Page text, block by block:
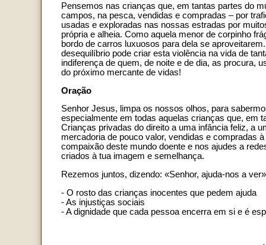
Pensemos nas crianças que, em tantas partes do
campos, na pesca, vendidas e compradas – por
usadas e exploradas nas nossas estradas por
própria e alheia. Como aquela menor de corpinho
bordo de carros luxuosos para dela se
desequilíbrio pode criar esta violência na vida de
indiferença de quem, de noite e de dia, as procura,
do próximo mercante de vidas!
Oração
Senhor Jesus, limpa os nossos olhos, para
especialmente em todas aquelas crianças que, em
Crianças privadas do direito a uma infância feliz, a
mercadoria de pouco valor, vendidas e compradas
compaixão deste mundo doente e nos ajudes a
criados à tua imagem e semelhança.
Rezemos juntos, dizendo: «Senhor, ajuda-nos a ver»
- O rosto das crianças inocentes que pedem ajuda
- As injustiças sociais
- A dignidade que cada pessoa encerra em si e é